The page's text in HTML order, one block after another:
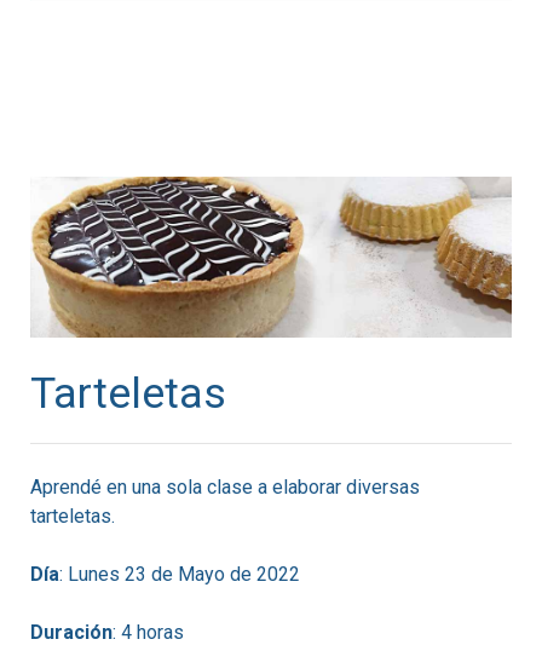
Tarteletas
Aprendé en una sola clase a elaborar diversas
tarteletas.
Día: Lunes 23 de Mayo de 2022
Duración: 4 horas